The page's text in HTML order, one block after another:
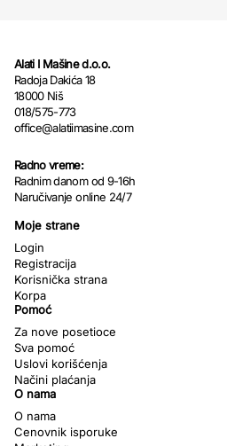
Alati I Mašine d.o.o.
Radoja Dakića 18
18000 Niš
018/575-773
office@alatiimasine.com
Radno vreme:
Radnim danom od 9-16h
Naručivanje online 24/7
Moje strane
Login
Registracija
Korisnička strana
Korpa
Pomoć
Za nove posetioce
Sva pomoć
Uslovi korišćenja
Načini plaćanja
O nama
O nama
Cenovnik isporuke